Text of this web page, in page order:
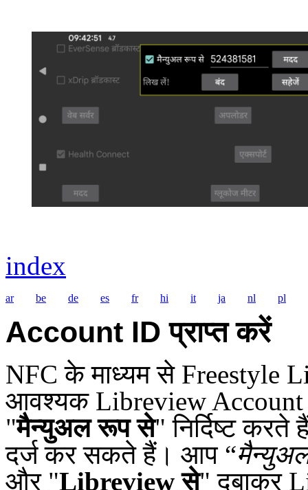
index
ar be de es fr hi it ja nl pl
Account ID प्राप्त करें
NFC के माध्यम से Freestyle
आवश्यक Libreview Account
"मैन्युअल रूप से" निर्दिष्ट
दर्ज कर सकते हैं। आप “
और "Libreview से" दबाकर